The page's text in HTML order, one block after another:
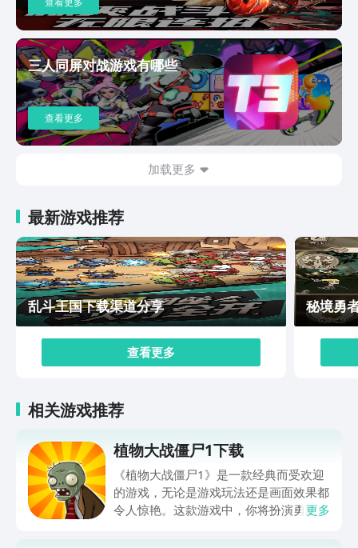
被僵尸占领的城镇，后期关卡解锁“僵尸塔”爬塔挑战。竞
技场模式支持PVP对战，玩家依排名获取奖励，并参与段
位晋升（如布丁至终极生日段位）。中国版计划加入玩家
自制关卡功能，增强创作参与感。节奏上兼顾快慢搭配：
普通关轻松休闲，高难关注重策略深度。植物大战僵尸3
以经典塔防为基底，通过动态地形卡片收集及中式创新延
续系列魅力，那么植物大战僵尸3下载方法就分享到这了
其策略性僵尸克制与多样模式兼顾休闲与挑战，竖屏操作
优化移动体验。尽管画风争议存在，但玩法深度与怀旧情
怀仍使其成为值得尝试的塔防佳作。
三人同屏对战游戏有哪些
查看更多
加载更多
最新游戏推荐
乱斗王国下载渠道分享
查看更多
秘境勇
相关游戏推荐
植物大战僵尸1下载
《植物大战僵尸1》是一款经典而受欢迎
的游戏，无论是游戏玩法还是画面效果都
令人惊艳。这款游戏中，你将扮演勇敢的
更多